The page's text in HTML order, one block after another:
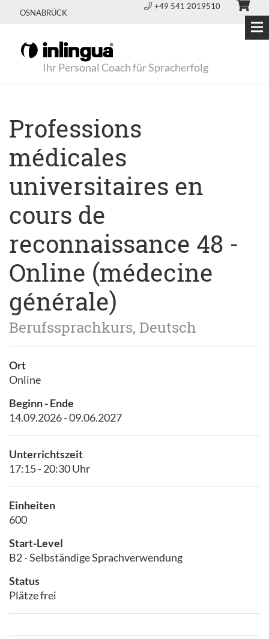
OSNABRÜCK
+49 541 2019510
Ihr Personal Coach für Spracherfolg
Professions
médicales
universitaires en
cours de
reconnaissance 48 -
Online (médecine
générale)
Berufssprachkurs, Deutsch
Ort
Online
Beginn - Ende
14.09.2026 - 09.06.2027
Unterrichtszeit
17:15 - 20:30 Uhr
Einheiten
600
Start-Level
B2 - Selbständige Sprachverwendung
Status
Plätze frei